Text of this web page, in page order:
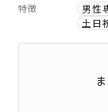
特徴 男性
土日